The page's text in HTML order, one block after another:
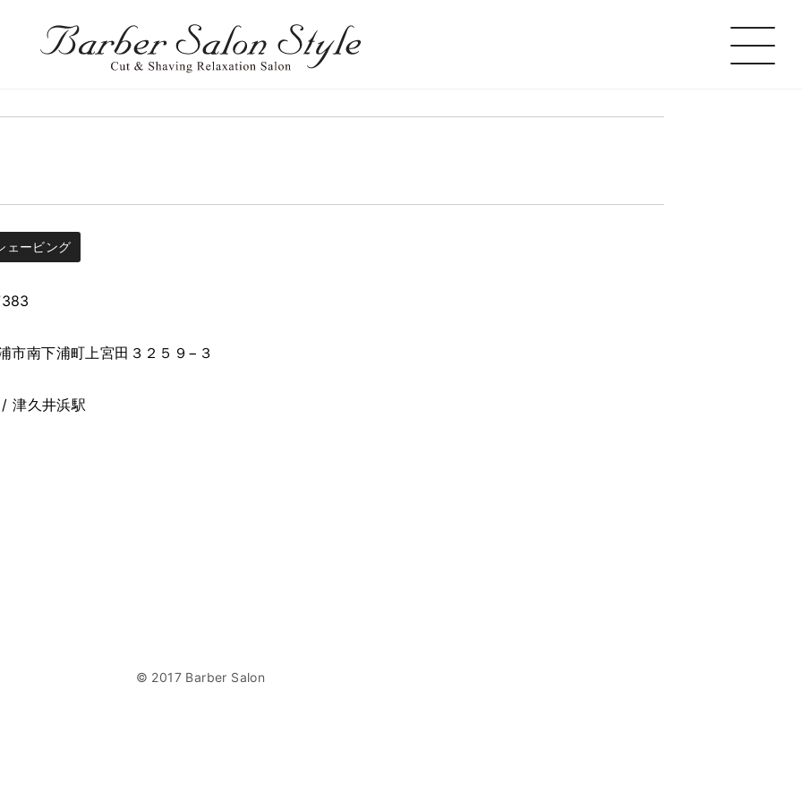
ェービング
市南下浦町上宮田３２５９−３
津久井浜駅
© 2017 Barber Salon